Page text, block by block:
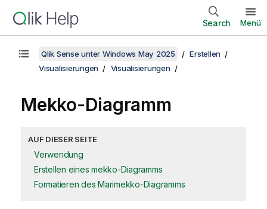
Search Menü
Qlik Sense unter Windows May 2025
Erstellen
Visualisierungen
Visualisierungen
Mekko-Diagramm
AUF DIESER SEITE
Verwendung
Erstellen eines mekko-Diagramms
Formatieren des Marimekko-Diagramms